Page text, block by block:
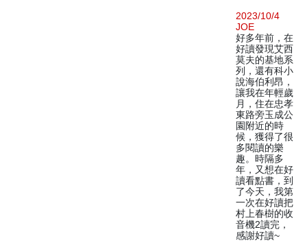
2023/10/4
JOE
好多年前，在
好讀發現艾西
莫夫的基地系
列，還有科小
說海伯利昂，
讓我在年輕歲
月，住在忠孝
東路旁玉成公
園附近的時
候，獲得了很
多閱讀的樂
趣。時隔多
年，又想在好
讀看點書，到
了今天，我第
一次在好讀把
村上春樹的收
音機2讀完，
感謝好讀~